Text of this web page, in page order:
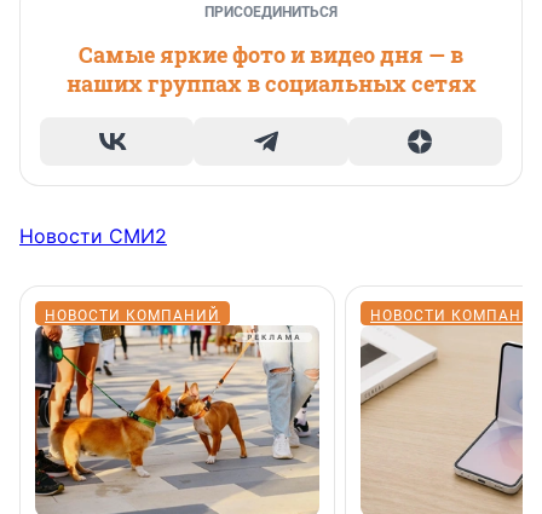
ПРИСОЕДИНИТЬСЯ
Самые яркие фото и видео дня — в
наших группах в социальных сетях
Новости СМИ2
НОВОСТИ КОМПАНИЙ НОВОСТИ